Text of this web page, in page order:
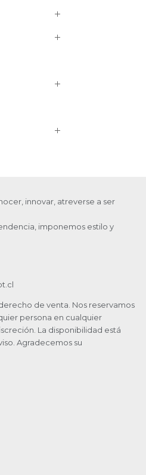
innovar, atreverse a ser
imponemos estilo y
de venta. Nos reservamos
persona en cualquier
La disponibilidad está
Agradecemos su